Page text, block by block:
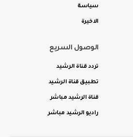
سياسة
الاخيرة
الوصول السريع
تردد قناة الرشيد
تطبيق قناة الرشيد
قناة الرشيد مباشر
راديو الرشيد مباشر